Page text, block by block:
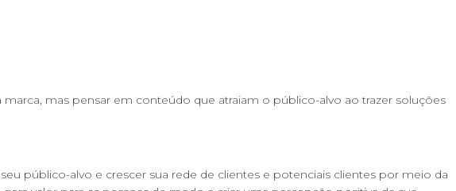
mas pensar em conteúdo que atraiam o público-alvo ao trazer soluções
público-alvo e crescer sua rede de clientes e potenciais clientes por meio da